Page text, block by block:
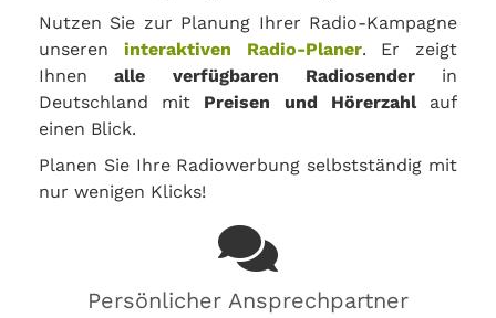
Nutzen Sie zur Planung Ihrer Radio-Kampagne
unseren interaktiven Radio-Planer. Er zeigt
Ihnenalle verfügbaren Radiosenderin
Deutschland mit Preisen und Hörerzahlauf
einen Blick.
Planen Sie Ihre Radiowerbung selbstständig mit
nur wenigen Klicks!
Persönlicher Ansprechpartner